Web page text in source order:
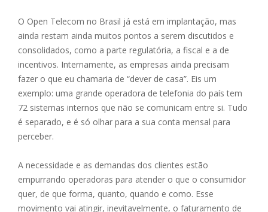
O Open Telecom no Brasil já está em implantação, mas
ainda restam ainda muitos pontos a serem discutidos e
consolidados, como a parte regulatória, a fiscal e a de
incentivos. Internamente, as empresas ainda precisam
fazer o que eu chamaria de “dever de casa”. Eis um
exemplo: uma grande operadora de telefonia do país tem
72 sistemas internos que não se comunicam entre si. Tudo
é separado, e é só olhar para a sua conta mensal para
perceber.
A necessidade e as demandas dos clientes estão
empurrando operadoras para atender o que o consumidor
quer, de que forma, quanto, quando e como. Esse
movimento vai atingir, inevitavelmente, o faturamento de